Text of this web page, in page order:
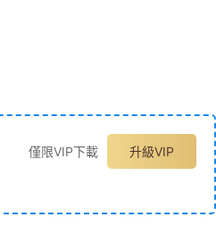
僅限VIP下載 升級VIP